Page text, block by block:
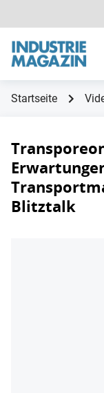
Startseite
Blitztalk